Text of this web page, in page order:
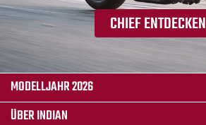
CHIEF ENTDECKEN
MODELLJAHR 2026
ÜBER INDIAN